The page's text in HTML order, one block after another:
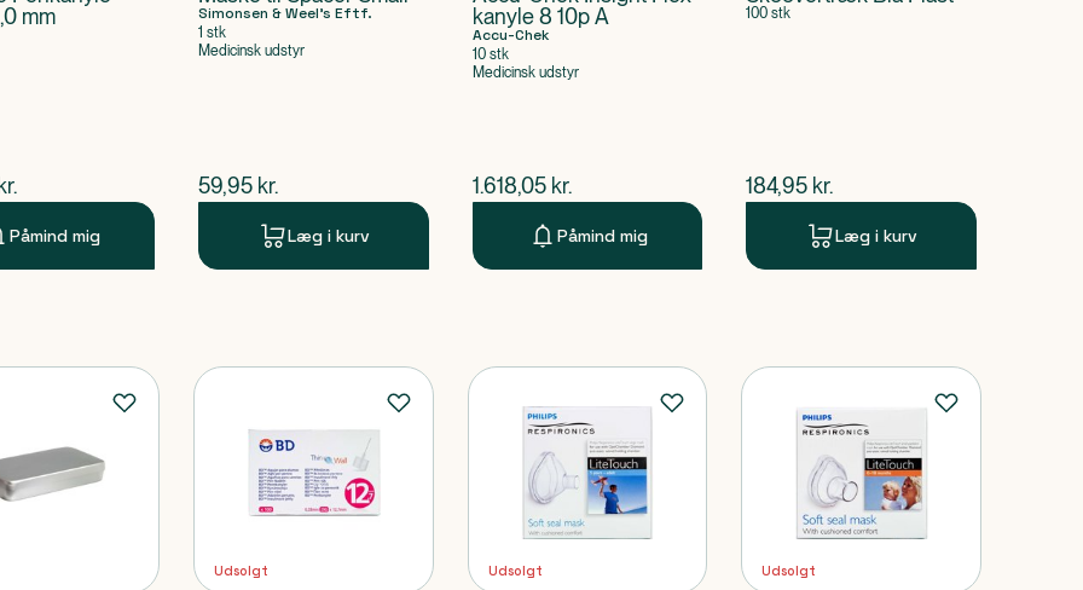
mm
pris
kr.
Påmind mig
Simonsen & Weel's Eftf.
1 stk
Medicinsk udstyr
$nuværende pris
59,95 kr.
Læg i kurv
kanyle 8 10p A
Accu-Chek
10 stk
Medicinsk udstyr
$nuværende pris
1.618,05 kr.
Påmind mig
100 stk
$nuværende pris
184,95 kr.
Læg i kurv
Udsolgt Udsolgt Udsolgt